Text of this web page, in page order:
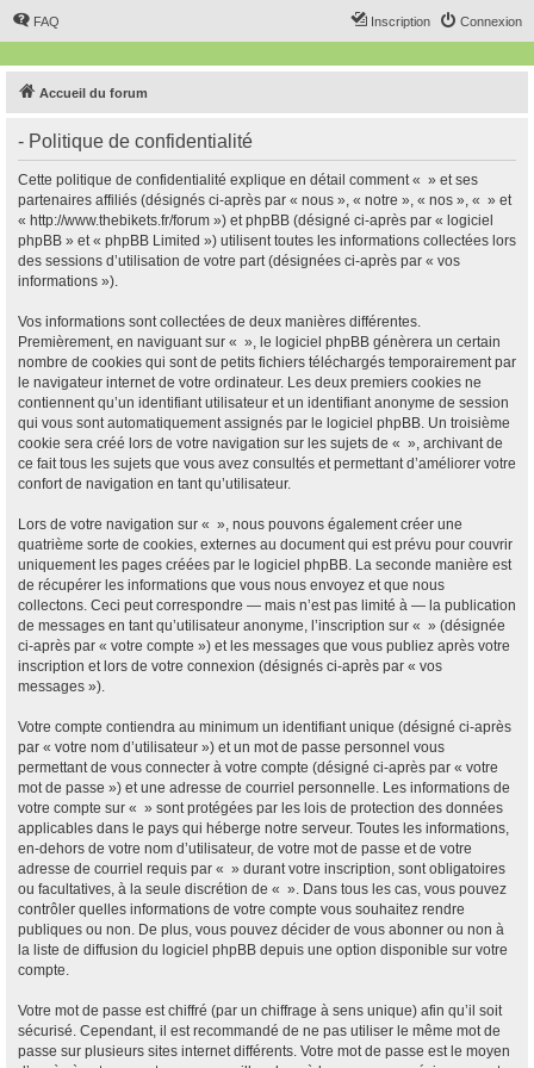
FAQ Connexion
Inscription
Accueil du forum
- Politique de confidentialité
Cette politique de confidentialité explique en détail comment « » et ses
partenaires affiliés (désignés ci-après par « nous », « notre », « nos », « » et
« http://www.thebikets.fr/forum ») et phpBB (désigné ci-après par « logiciel
phpBB » et « phpBB Limited ») utilisent toutes les informations collectées lors
des sessions d’utilisation de votre part (désignées ci-après par « vos
informations »).
Vos informations sont collectées de deux manières différentes.
Premièrement, en naviguant sur « », le logiciel phpBB génèrera un certain
nombre de cookies qui sont de petits fichiers téléchargés temporairement par
le navigateur internet de votre ordinateur. Les deux premiers cookies ne
contiennent qu’un identifiant utilisateur et un identifiant anonyme de session
qui vous sont automatiquement assignés par le logiciel phpBB. Un troisième
cookie sera créé lors de votre navigation sur les sujets de « », archivant de
ce fait tous les sujets que vous avez consultés et permettant d’améliorer votre
confort de navigation en tant qu’utilisateur.
Lors de votre navigation sur « », nous pouvons également créer une
quatrième sorte de cookies, externes au document qui est prévu pour couvrir
uniquement les pages créées par le logiciel phpBB. La seconde manière est
de récupérer les informations que vous nous envoyez et que nous
collectons. Ceci peut correspondre — mais n’est pas limité à — la publication
de messages en tant qu’utilisateur anonyme, l’inscription sur « » (désignée
ci-après par « votre compte ») et les messages que vous publiez après votre
inscription et lors de votre connexion (désignés ci-après par « vos
messages »).
Votre compte contiendra au minimum un identifiant unique (désigné ci-après
par « votre nom d’utilisateur ») et un mot de passe personnel vous
permettant de vous connecter à votre compte (désigné ci-après par « votre
mot de passe ») et une adresse de courriel personnelle. Les informations de
votre compte sur « » sont protégées par les lois de protection des données
applicables dans le pays qui héberge notre serveur. Toutes les informations,
en-dehors de votre nom d’utilisateur, de votre mot de passe et de votre
adresse de courriel requis par « » durant votre inscription, sont obligatoires
ou facultatives, à la seule discrétion de « ». Dans tous les cas, vous pouvez
contrôler quelles informations de votre compte vous souhaitez rendre
publiques ou non. De plus, vous pouvez décider de vous abonner ou non à
la liste de diffusion du logiciel phpBB depuis une option disponible sur votre
compte.
Votre mot de passe est chiffré (par un chiffrage à sens unique) afin qu’il soit
sécurisé. Cependant, il est recommandé de ne pas utiliser le même mot de
passe sur plusieurs sites internet différents. Votre mot de passe est le moyen